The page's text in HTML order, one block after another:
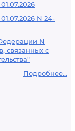
N 24-
N
связанных с
Подробнее...